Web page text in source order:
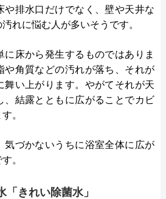
や排水口だけでなく、壁や天井な
れに悩む人が多いそうです。
床から発生するものではありま
や角質などの汚れが落ち、それが
舞い上がります。やがてそれが天
、結露とともに広がることでカビ
。
気づかないうちに浴室全体に広が
。
「きれい除菌水」